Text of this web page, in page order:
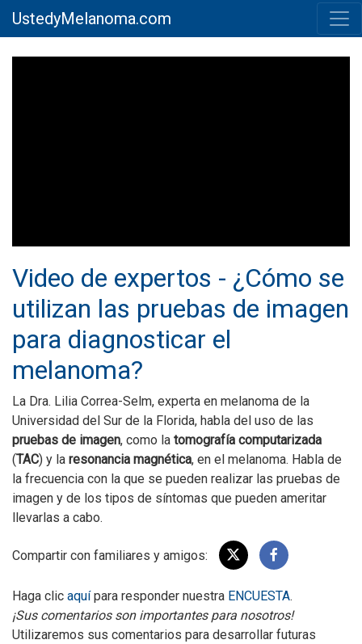
UstedyMelanoma.com
Video de expertos - ¿Cómo se
utilizan las pruebas de imagen
para diagnosticar el
melanoma?
La Dra. Lilia Correa-Selm, experta en melanoma de la
Universidad del Sur de la Florida, habla del uso de las
pruebas de imagen, como la tomografía computarizada
(TAC) y la resonancia magnética, en el melanoma. Habla de
la frecuencia con la que se pueden realizar las pruebas de
imagen y de los tipos de síntomas que pueden ameritar
llevarlas a cabo.
Compartir con familiares y amigos:
Haga clic aquípara responder nuestra ENCUESTA.
¡Sus comentarios son importantes para nosotros!
Utilizaremos sus comentarios para desarrollar futuras